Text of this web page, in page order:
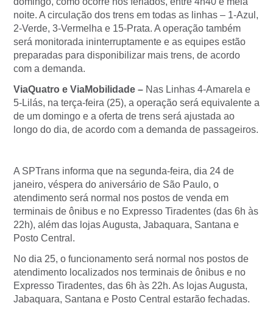
noite. A circulação dos trens em todas as linhas – 1-Azul,
2-Verde, 3-Vermelha e 15-Prata. A operação também
será monitorada ininterruptamente e as equipes estão
preparadas para disponibilizar mais trens, de acordo
com a demanda.
ViaQuatro e ViaMobilidade – Nas Linhas 4-Amarela e
5-Lilás, na terça-feira (25), a operação será equivalente a
de um domingo e a oferta de trens será ajustada ao
longo do dia, de acordo com a demanda de passageiros.
A SPTrans informa que na segunda-feira, dia 24 de
janeiro, véspera do aniversário de São Paulo, o
atendimento será normal nos postos de venda em
terminais de ônibus e no Expresso Tiradentes (das 6h às
22h), além das lojas Augusta, Jabaquara, Santana e
Posto Central.
No dia 25, o funcionamento será normal nos postos de
atendimento localizados nos terminais de ônibus e no
Expresso Tiradentes, das 6h às 22h. As lojas Augusta,
Jabaquara, Santana e Posto Central estarão fechadas.